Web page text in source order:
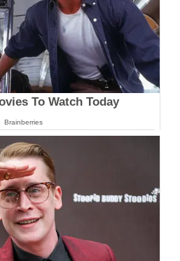
To Watch Today
Brainberries